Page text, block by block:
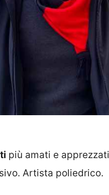
più amati e
Artista poliedrico.